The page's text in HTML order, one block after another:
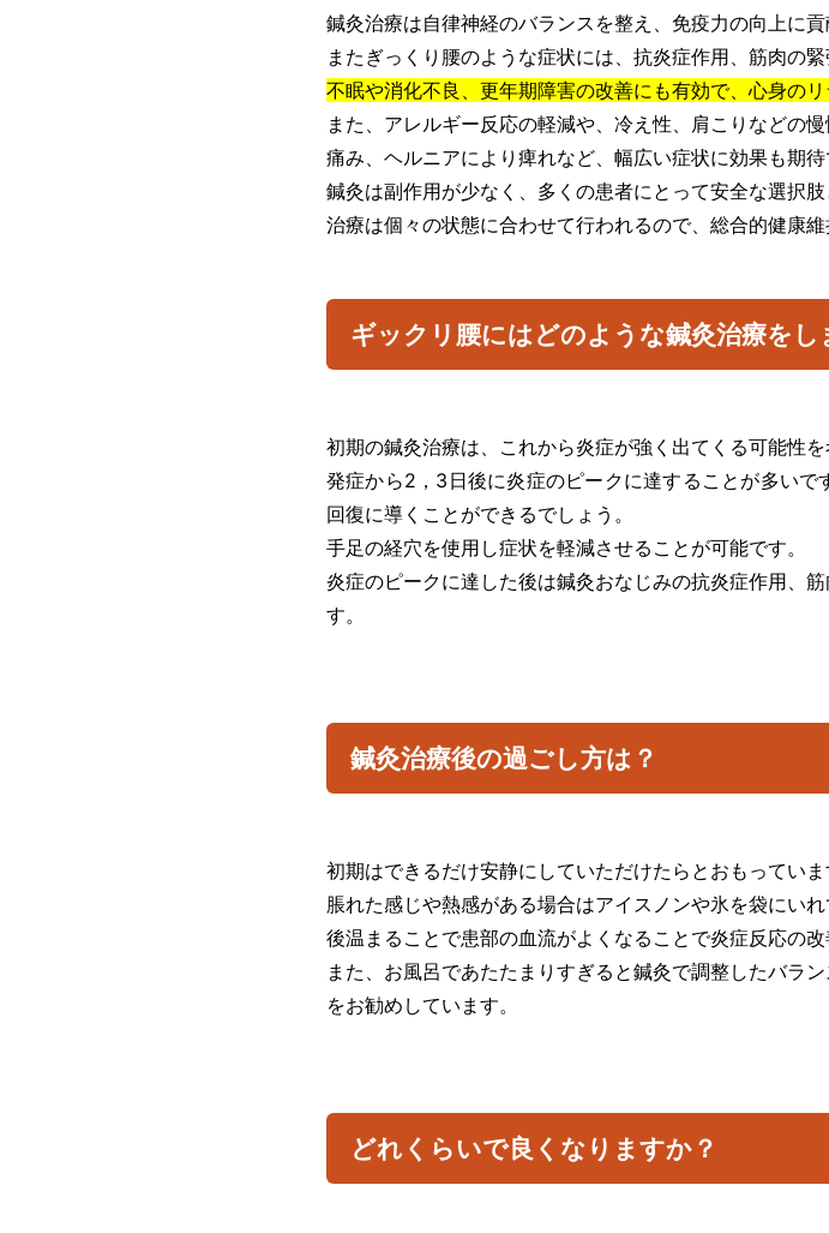
鍼灸治療は自律神経のバランスを整え、免疫力の向上に貢
またぎっくり腰のような症状には、抗炎症作用、筋肉の
不眠や消化不良、更年期障害の改善にも有効で、心身の
また、アレルギー反応の軽減や、冷え性、肩こりなどの
痛み、ヘルニアにより痺れなど、幅広い症状に効果も期待
鍼灸は副作用が少なく、多くの患者にとって安全な選択肢
治療は個々の状態に合わせて行われるので、総合的健康維
ギックリ腰にはどのような鍼灸治療をし
初期の鍼灸治療は、これから炎症が強く出てくる可能性を
発症から2，3日後に炎症のピークに達することが多い
回復に導くことができるでしょう。
手足の経穴を使用し症状を軽減させることが可能です。
炎症のピークに達した後は鍼灸おなじみの抗炎症作用、
す。
鍼灸治療後の過ごし方は？
初期はできるだけ安静にしていただけたらとおもっていま
脹れた感じや熱感がある場合はアイスノンや氷を袋にい
後温まることで患部の血流がよくなることで炎症反応の改
また、お風呂であたたまりすぎると鍼灸で調整したバラ
をお勧めしています。
どれくらいで良くなりますか？